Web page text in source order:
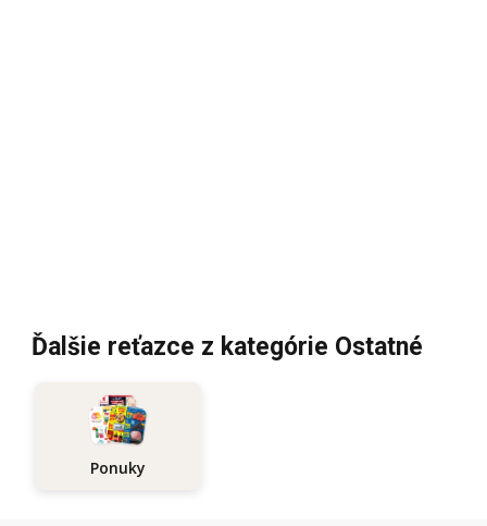
Ďalšie reťazce z kategórie Ostatné
Ponuky